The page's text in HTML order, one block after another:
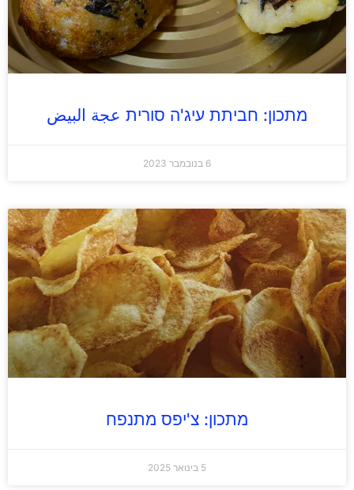
מתכון: חביתת עיג'ה סורית عجة البيض
6 בנובמבר 2023
מתכון: צ'יפס מתנפח
5 בינואר 2025